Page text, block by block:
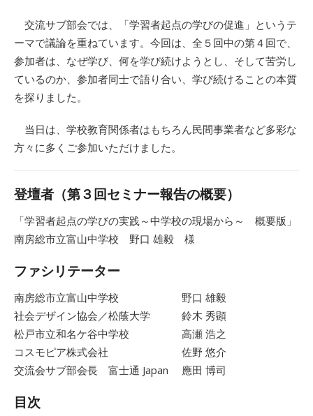
交流サブ部会では、「学習者起点の学びの促進」というテ
ーマで議論を重ねています。今回は、全５回中の第４回で、
参加者は、なぜ学び、何を学び続けようとし、そして苦労し
ているのか、参加者同士で語り合い、学び続けることの本質
を探りました。
当日は、学校教育関係者はもちろん民間事業者など多彩な
方々に多くご参加いただけました。
登壇者（第３回セミナー報告の概要）
「学習者起点の学びの実践～中学校の現場から～ 概要版」
南房総市立富山中学校 野口 雄毅 様
ファシリテーター
南房総市立富山中学校 野口 雄毅
社会デザイン協会／松蔭大学 鈴木 秀顕
松戸市立和名ケ谷中学校 高瀬 浩之
コスモピア株式会社 佐野 悠介
交流会サブ部会長 富士通 Japan 應田 博司
目次